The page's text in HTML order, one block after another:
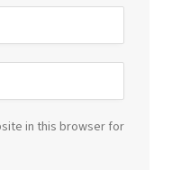
in this browser for